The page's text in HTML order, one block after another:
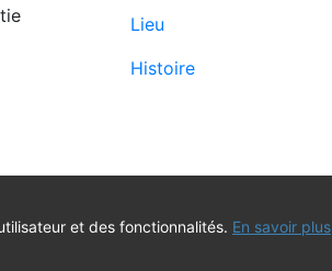
Lieu
Histoire
fonda za pomorstvo i ribarstvo
et des fonctionnalités. En savoir plus